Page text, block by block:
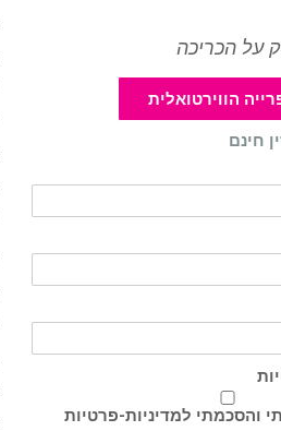
על הכריכה
הווירטואלית
חינם
והסכמתי למדיניות-פרטיות